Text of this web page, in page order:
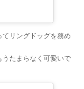
リングドッグを務め
たまらなく可愛いで